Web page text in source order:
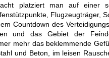
platziert man auf einer
Flugzeugträger,
Countdown des
und das Gebiet der
mehr das beklemmende
und Beton, im leisen